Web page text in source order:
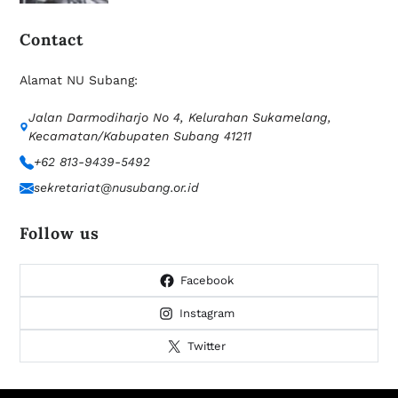
Contact
Alamat NU Subang:
Jalan Darmodiharjo No 4, Kelurahan Sukamelang,
Kecamatan/Kabupaten Subang 41211
+62 813-9439-5492
sekretariat@nusubang.or.id
Follow us
Facebook
Instagram
Twitter